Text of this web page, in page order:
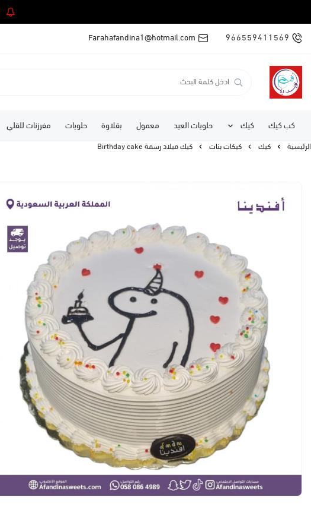
966559411569
Farahafandina1@hotmail.com
كب كيك كيك حلويات العيد معمول بقلاوة حلويات مفرزنات للقلي
الرئيسية كيك كيكات بنات كيك ميلاد رسمة Birthday cake